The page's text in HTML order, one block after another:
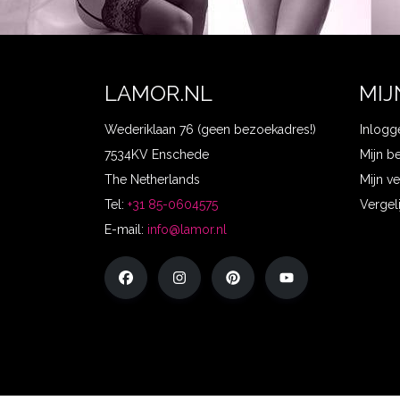
LAMOR.NL
Wederiklaan 76 (geen bezoekadres!)
7534KV Enschede
The Netherlands
Tel: +31 85-0604575
E-mail: info@lamor.nl
Mijn
Mijn